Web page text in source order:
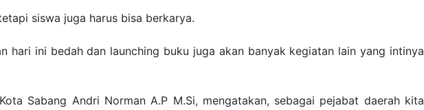
siswa juga harus bisa berkarya.
hari ini bedah dan launching buku juga akan banyak kegiatan lain yang intinya
Sabang Andri Norman A.P M.Si, mengatakan, sebagai pejabat daerah kita